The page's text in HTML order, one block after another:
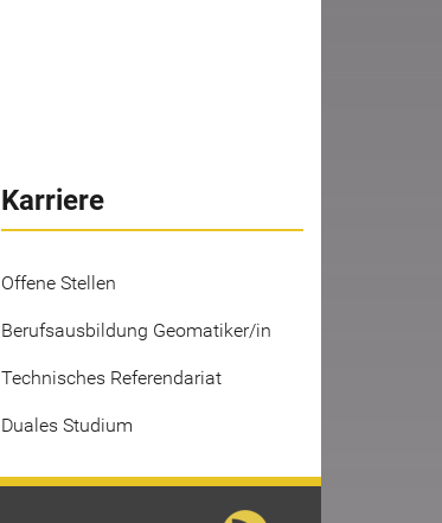
Karriere
Offene Stellen
Berufsausbildung Geomatiker/in
Technisches Referendariat
Duales Studium